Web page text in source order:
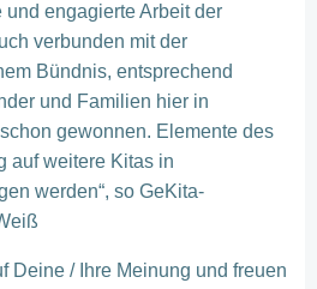
engagierte Arbeit der
verbunden mit der
Bündnis, entsprechend
und Familien hier in
gewonnen. Elemente des
auf weitere Kitas in
werden“, so GeKita-
Deine / Ihre Meinung und freuen